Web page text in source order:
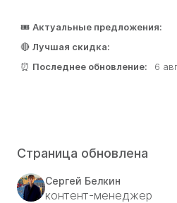
🎟️ Актуальные предложения:
🔴 Лучшая скидка:
⏰ Последнее обновление: 6
Страница обновлена
Сергей Белкин
контент-менеджер